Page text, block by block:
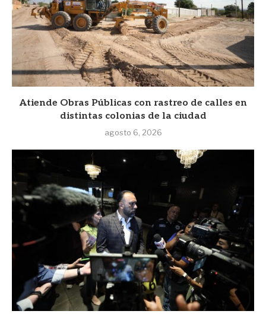
Atiende Obras Públicas con rastreo de calles en
distintas colonias de la ciudad
agosto 6, 2026